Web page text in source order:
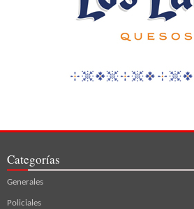
Categorías
Generales
Policiales